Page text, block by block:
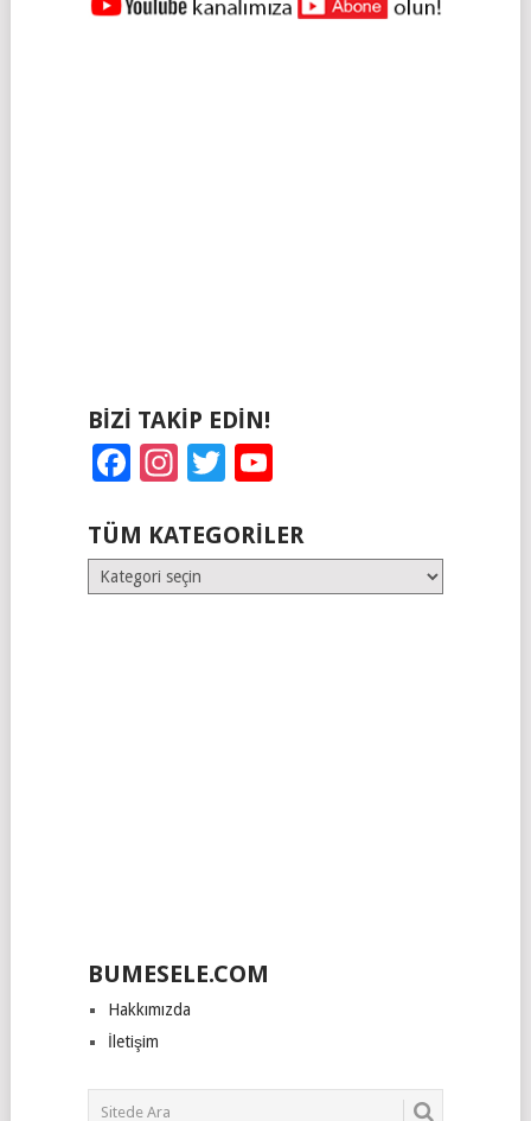
BIZI TAKIP EDIN!
Facebook
Instagram
Twitter
TÜM KATEGORILER
Tüm
Kategoriler
BUMESELE.COM
Hakkımızda
İletişim